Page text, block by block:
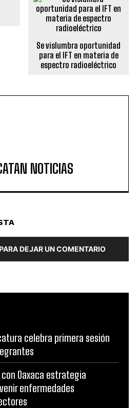
Se vislumbra oportunidad
para el IFT en materia de
espectro radioeléctrico
NOTICIAS
DEJAR UN COMENTARIO
celebra primera sesión
Oaxaca estrategia
enfermedades